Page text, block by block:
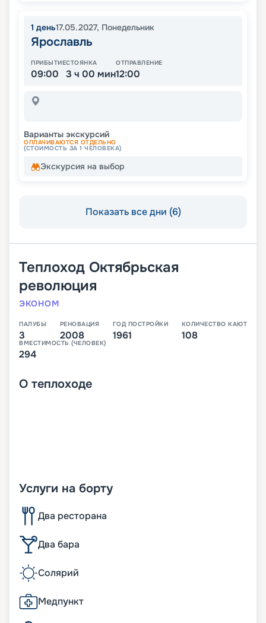
1 день17.05.2027, Понедельник
Ярославль
ПРИБЫТИЕ
09:00
СТОЯНКА
3 ч 00 мин
ОТПРАВЛЕНИЕ
12:00
Варианты экскурсий
ОПЛАЧИВАЮТСЯ ОТДЕЛЬНО
(СТОИМОСТЬ ЗА 1 ЧЕЛОВЕКА)
Экскурсия на выбор
Показать все дни (6)
Теплоход Октябрьская
революция
ЭКОНОМ
ПАЛУБЫ
3
РЕНОВАЦИЯ
2008
ГОД ПОСТРОЙКИ
1961
КОЛИЧЕСТВО КАЮТ
108
ВМЕСТИМОСТЬ (ЧЕЛОВЕК)
294
О теплоходе
Услуги на борту
Два ресторана
Два бара
Солярий
Медпункт